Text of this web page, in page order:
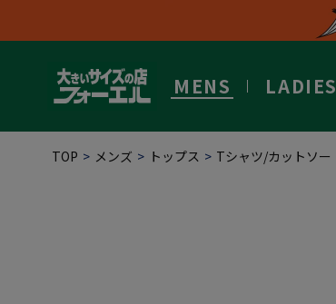
MENS LADIES
TOP メンズ トップス Tシャツ/カットソー